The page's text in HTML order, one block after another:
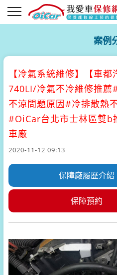
案例
【冷氣系統維修】
【車
740LI/冷氣不冷維修推薦
不涼問題原因#冷排散熱
#OiCar台北市士林區雙b
車廠
2020-11-12 09:13
保障廠履歷介紹
保障預約